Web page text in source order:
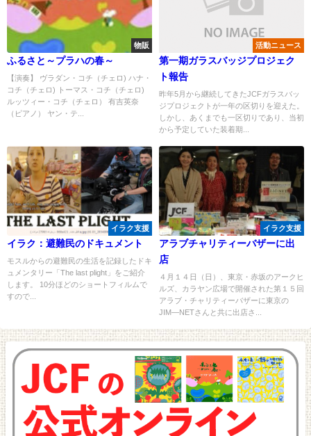
物販
ふるさと～プラハの春～
【演奏】 ヴラダン・コチ（チェロ) ハナ・
コチ（チェロ) トーマス・コチ（チェロ)
ルッツィー・コチ（チェロ） 有吉英奈
（ピアノ） ヤン・テ...
活動ニュース
第一期ガラスバッジプロジェク
ト報告
昨年5月から継続してきたJCFガラスバッ
ジプロジェクトが一年の区切りを迎えた。
しかし、あくまでも一区切りであり、当初
から予定していた装着期...
イラク支援
イラク：避難民のドキュメント
モスルからの避難民の生活を記録したドキ
ュメンタリー「The last plight」をご紹介
します。 10分ほどのショートフィルムで
すので...
イラク支援
アラブチャリティーバザーに出
店
４月１４日（日）、東京・赤坂のアークヒ
ルズ、カラヤン広場で開催された第１５回
アラブ・チャリティーバザーに東京の
JIM―NETさんと共に出店さ...